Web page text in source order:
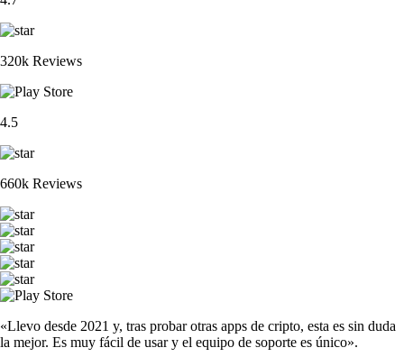
320k Reviews
4.5
660k Reviews
«Llevo desde 2021 y, tras probar otras apps de cripto, esta es sin duda
la mejor. Es muy fácil de usar y el equipo de soporte es único».